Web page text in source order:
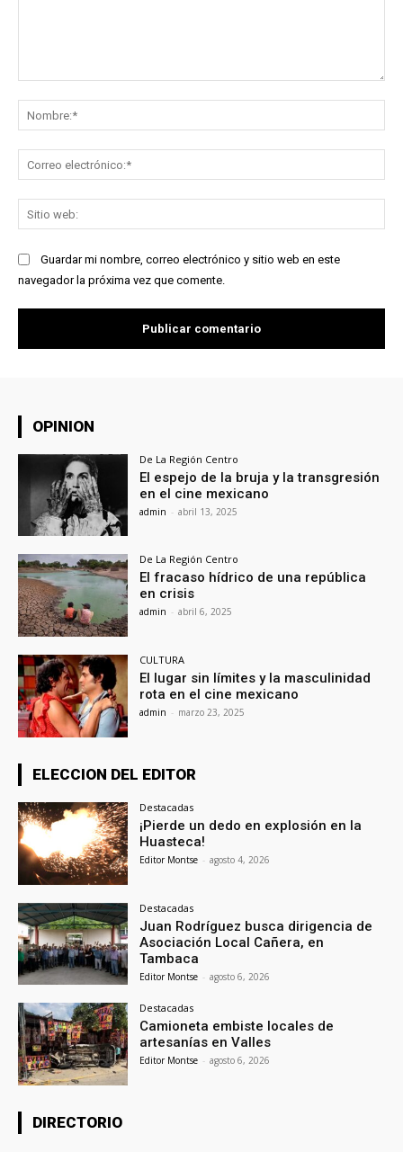
Guardar mi nombre, correo electrónico y sitio web en este
navegador la próxima vez que comente.
OPINION
De La Región Centro
El espejo de la bruja y la transgresión
en el cine mexicano
admin - abril 13, 2025
De La Región Centro
El fracaso hídrico de una república
en crisis
admin - abril 6, 2025
CULTURA
El lugar sin límites y la masculinidad
rota en el cine mexicano
admin - marzo 23, 2025
ELECCION DEL EDITOR
Destacadas
¡Pierde un dedo en explosión en la
Huasteca!
Editor Montse - agosto 4, 2026
Destacadas
Juan Rodríguez busca dirigencia de
Asociación Local Cañera, en
Tambaca
Editor Montse - agosto 6, 2026
Destacadas
Camioneta embiste locales de
artesanías en Valles
Editor Montse - agosto 6, 2026
DIRECTORIO